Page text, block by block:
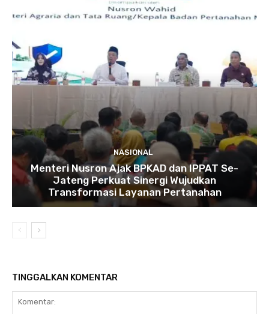
NASIONAL
Menteri Nusron Ajak BPKAD dan IPPAT Se-
Jateng Perkuat Sinergi Wujudkan
Transformasi Layanan Pertanahan
TINGGALKAN KOMENTAR